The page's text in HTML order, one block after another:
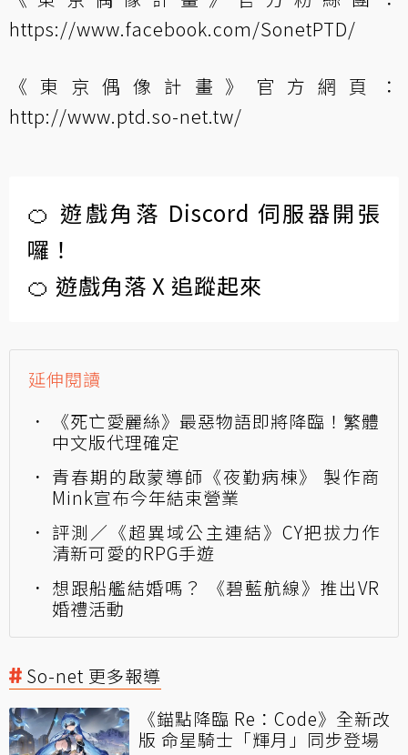
https://www.facebook.com/SonetPTD/
《東京偶像計畫》官方網頁：
http://www.ptd.so-net.tw/
🍊 遊戲角落 Discord 伺服器開張
囉！
🍊 遊戲角落 X 追蹤起來
延伸閱讀
《死亡愛麗絲》最惡物語即將降臨！繁體
中文版代理確定
青春期的啟蒙導師《夜勤病棟》 製作商
Mink宣布今年結束營業
評測／《超異域公主連結》CY把拔力作
清新可愛的RPG手遊
想跟船艦結婚嗎？ 《碧藍航線》推出VR
婚禮活動
So-net 更多報導
《錨點降臨 Re：Code》全新改
版 命星騎士「輝月」同步登場